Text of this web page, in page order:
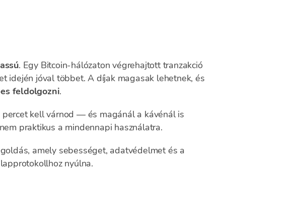
. Egy Bitcoin-hálózaton végrehajtott tranzakció
idején jóval többet. A díjak magasak lehetnek, és
feldolgozni.
kell várnod — és magánál a kávénál is
praktikus a mindennapi használatra.
amely sebességet, adatvédelmet és a
nyúlna.